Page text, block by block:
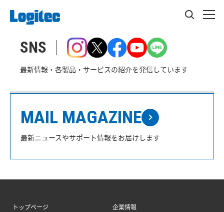
SNS
最新情報・各製品・サービスの紹介を発信しています
MAIL MAGAZINE
最新ニュースやサポート情報をお届けします
トップページ
企業情報